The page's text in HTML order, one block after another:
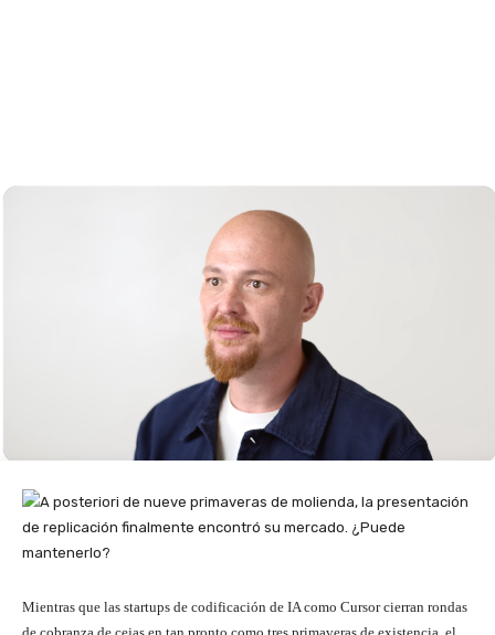
Mientras que las startups de codificación de IA como Cursor cierran rondas